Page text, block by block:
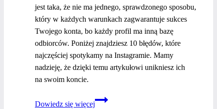
jest taka, że nie ma jednego, sprawdzonego sposobu,
który w każdych warunkach zagwarantuje sukces
Twojego konta, bo każdy profil ma inną bazę
odbiorców. Poniżej znajdziesz 10 błędów, które
najczęściej spotykamy na Instagramie. Mamy
nadzieję, że dzięki temu artykułowi unikniesz ich
na swoim koncie.
Dowiedz się więcej
Czego